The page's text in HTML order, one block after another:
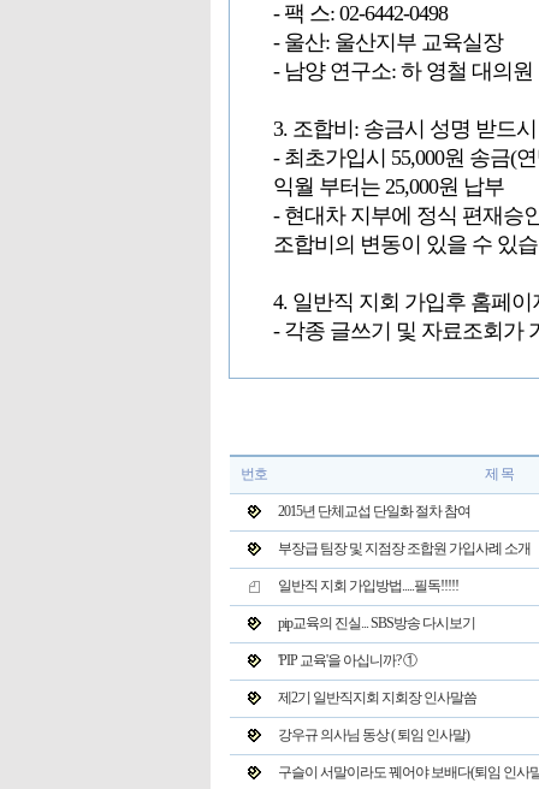
- 팩 스: 02-6442-0498
- 울산: 울산지부 교육실장
- 남양 연구소: 하 영철 대의원
3. 조합비: 송금시 성명 받드
- 최초가입시 55,000원 송금(
익월 부터는 25,000원 납부
- 현대차 지부에 정식 편재승
조합비의 변동이 있을 수 있
4. 일반직 지회 가입후 홈페
- 각종 글쓰기 및 자료조회가
번호 제 목
2015년 단체교섭 단일화 절차 참여
부장급 팀장 및 지점장 조합원 가입사례 소개
일반직 지회 가입방법.....필독!!!!!
pip교육의 진실... SBS방송 다시보기
'PIP 교육'을 아십니까? ①
제2기 일반직지회 지회장 인사말씀
강우규 의사님 동상 ( 퇴임 인사말)
구슬이 서말이라도 꿰어야 보배다(퇴임 인사